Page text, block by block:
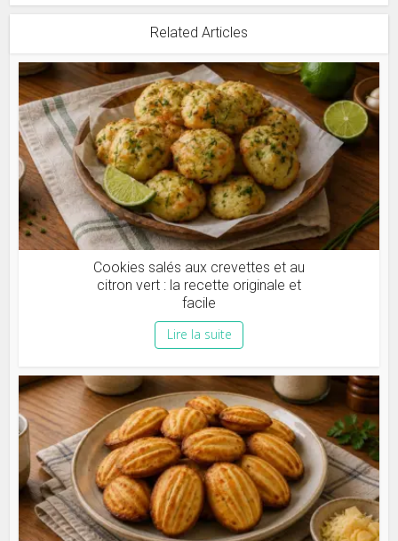
Related Articles
Cookies salés aux crevettes et au
citron vert : la recette originale et
facile
Lire la suite